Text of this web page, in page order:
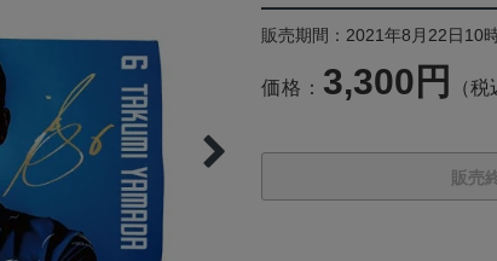
販売期間：2021年8月22日10
価格： 3,300円 （税
販売